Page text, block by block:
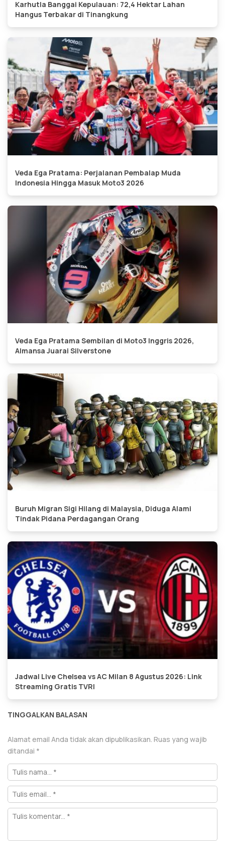
Karhutla Banggai Kepulauan: 72,4 Hektar Lahan
Hangus Terbakar di Tinangkung
Veda Ega Pratama: Perjalanan Pembalap Muda
Indonesia Hingga Masuk Moto3 2026
Veda Ega Pratama Sembilan di Moto3 Inggris 2026,
Almansa Juarai Silverstone
Buruh Migran Sigi Hilang di Malaysia, Diduga Alami
Tindak Pidana Perdagangan Orang
Jadwal Live Chelsea vs AC Milan 8 Agustus 2026: Link
Streaming Gratis TVRI
TINGGALKAN BALASAN
Alamat email Anda tidak akan dipublikasikan. Ruas yang wajib
ditandai *